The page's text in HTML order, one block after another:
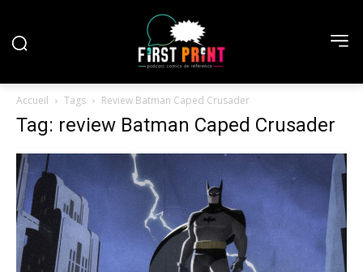
Accueil Tags Review Batman Caped Crusader
Tag: review Batman Caped Crusader